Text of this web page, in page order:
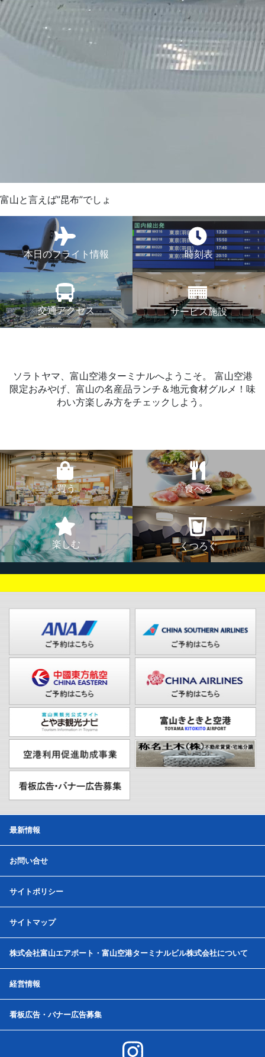
富山と言えば”昆布”でしょ
本日のフライト情報 時刻表
交通アクセス サービス施設
ソラトヤマ、富山空港ターミナルへようこそ。
富山空港
限定おみやげ、富山の名産品ランチ＆地元食材グルメ！味
わい方楽しみ方をチェックしよう。
買う 食べる
楽しむ くつろぐ
最新情報
お問い合せ
サイトポリシー
サイトマップ
株式会社富山エアポート・富山空港ターミナルビル株式会社について
経営情報
看板広告・バナー広告募集